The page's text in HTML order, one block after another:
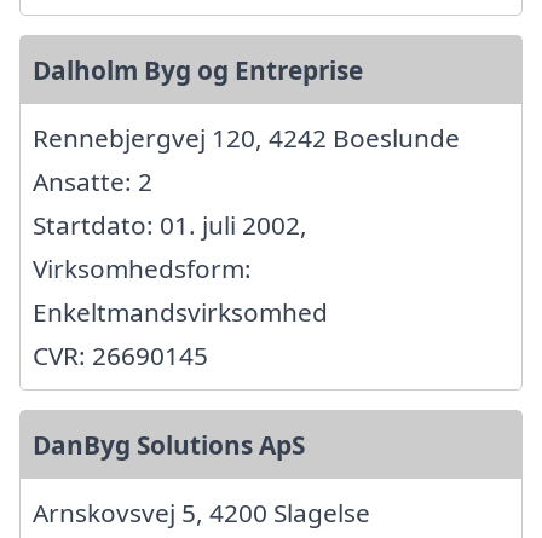
Dalholm Byg og Entreprise
Rennebjergvej 120, 4242 Boeslunde
Ansatte: 2
Startdato: 01. juli 2002,
Virksomhedsform:
Enkeltmandsvirksomhed
CVR: 26690145
DanByg Solutions ApS
Arnskovsvej 5, 4200 Slagelse